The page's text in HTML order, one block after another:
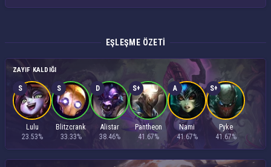
EŞLEŞME ÖZETI
ZAYIF KALDIĞI
S
Lulu
23.53%
S
Blitzcrank
33.33%
D
Alistar
38.46%
S+
Pantheon
41.67%
A
Nami
41.67%
S+
Pyke
41.67%